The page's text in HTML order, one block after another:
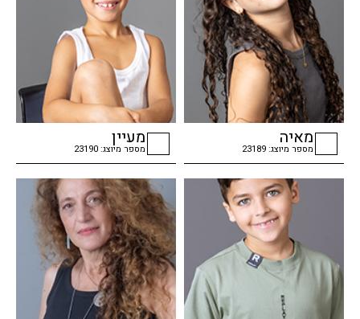
checkbox
מאיה
מספר מיוצג: 23189
checkbox
מעיין
מספר מיוצג: 23190